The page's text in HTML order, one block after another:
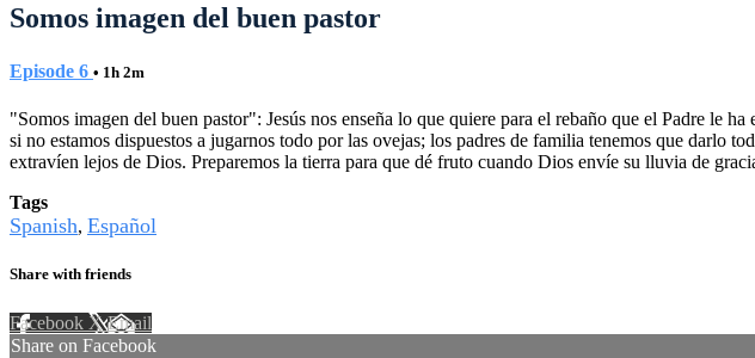
Somos imagen del buen pastor
Episode 6 • 1h 2m
"Somos imagen del buen pastor": Jesús nos enseña lo que quiere para el rebaño que el Padre le
si no estamos dispuestos a jugarnos todo por las ovejas; los padres de familia tenemos que darlo
extravíen lejos de Dios. Preparemos la tierra para que dé fruto cuando Dios envíe su lluvia de
Tags
Spanish, Español
Share with friends
Facebook XEmail
Share on Facebook